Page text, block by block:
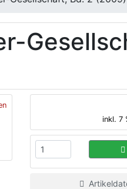
inkl. 7